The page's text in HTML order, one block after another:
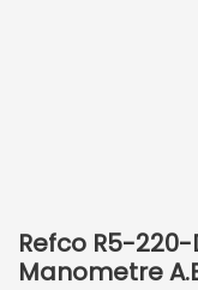
Refco R5-220-
Manometre